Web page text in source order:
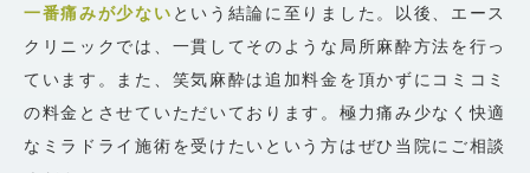
一番痛みが少ない という結論に至りました。以後、エース
クリニックでは、一貫してそのような局所麻酔方法を行っ
ています。また、笑気麻酔は追加料金を頂かずにコミコミ
の料金とさせていただいております。極力痛み少なく快適
なミラドライ施術を受けたいという方はぜひ当院にご相談